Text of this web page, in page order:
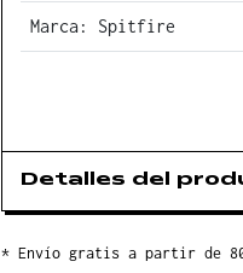
Marca: Spitfire
Detalles del
* Envío gratis a partir de